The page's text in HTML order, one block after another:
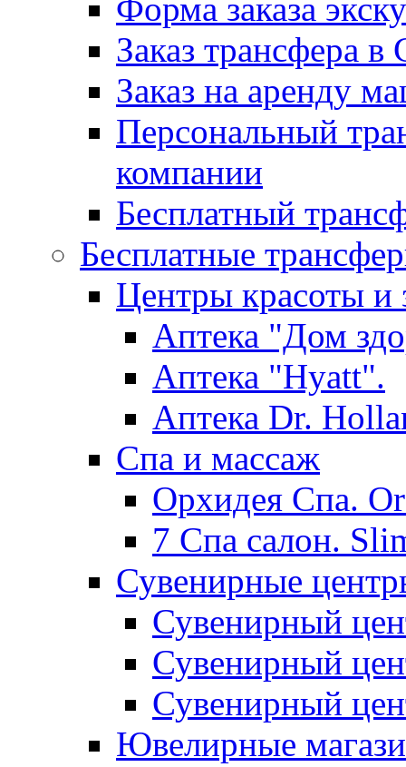
Форма заказа
Заказ трансфера
Заказ на аренду
Персональный
компании
Бесплатный
Бесплатные
Центры красоты и
Аптека "Дом
Аптека "Hyatt".
Аптека Dr.
Спа и массаж
Орхидея Спа.
7 Спа салон.
Сувенирные
Сувенирный
Сувенирный
Сувенирный
Ювелирные